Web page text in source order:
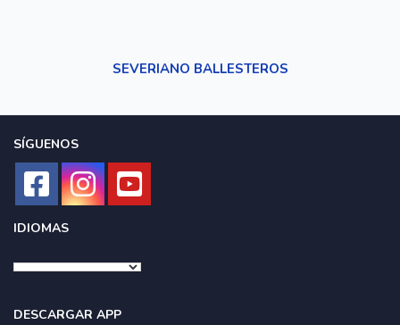
SEVERIANO BALLESTEROS
SÍGUENOS
IDIOMAS
DESCARGAR APP